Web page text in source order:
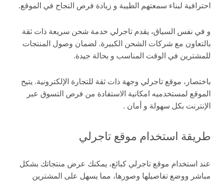
احترافية لبناء سمعتهم الطيبة و زيادة فرص النجاح في الموقع.
و في نفس السياق، يقدم تاجرلي خدمة شحن سريعة ذات ثقة
بالتعاون مع شركات الشحن الكبيرة. لضمان وصول المنتجات
للمشترين في الوقت المناسب و بحالة جيدة.
باختصار، موقع تاجرلي وجهة ذات ثقة للتجارة الإلكترونية. يتيح
الموقع لمستخدميه امكانية الاستفادة من فرص التسوق عبر
الإنترنت بكل سهولة و أمان .
طريقة استخدام موقع تاجرلي
عند استخدام موقع تاجرلي كبائع، يمكنك عرض منتجاتك بشكل
مباشر ووضع تفاصيلها وصورها، مما يسهل على المشترين